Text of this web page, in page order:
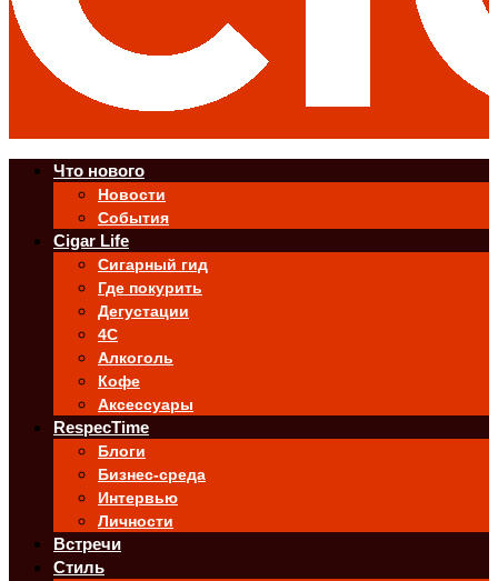
Что нового
Новости
События
Cigar Life
Сигарный гид
Где покурить
Дегустации
4C
Алкоголь
Кофе
Аксессуары
RespecTime
Блоги
Бизнес-среда
Интервью
Личности
Встречи
Стиль